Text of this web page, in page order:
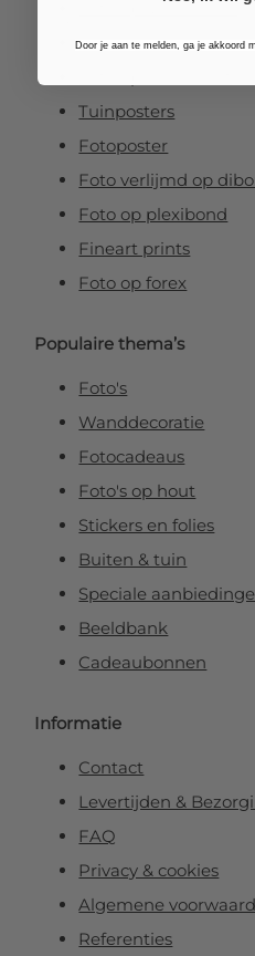
Foto op aluminium
Foto op canvas
Tuinposters
Fotoposter
Foto verlijmd op
Foto op plexibond
Fineart prints
Foto op forex
Populaire thema’s
Foto's
Wanddecoratie
Fotocadeaus
Foto's op hout
Stickers en folies
Buiten & tuin
Speciale
Beeldbank
Cadeaubonnen
Informatie
Contact
Levertijden &
FAQ
Privacy & cookies
Algemene
Referenties
Door je aan te melden, ga je akkoord